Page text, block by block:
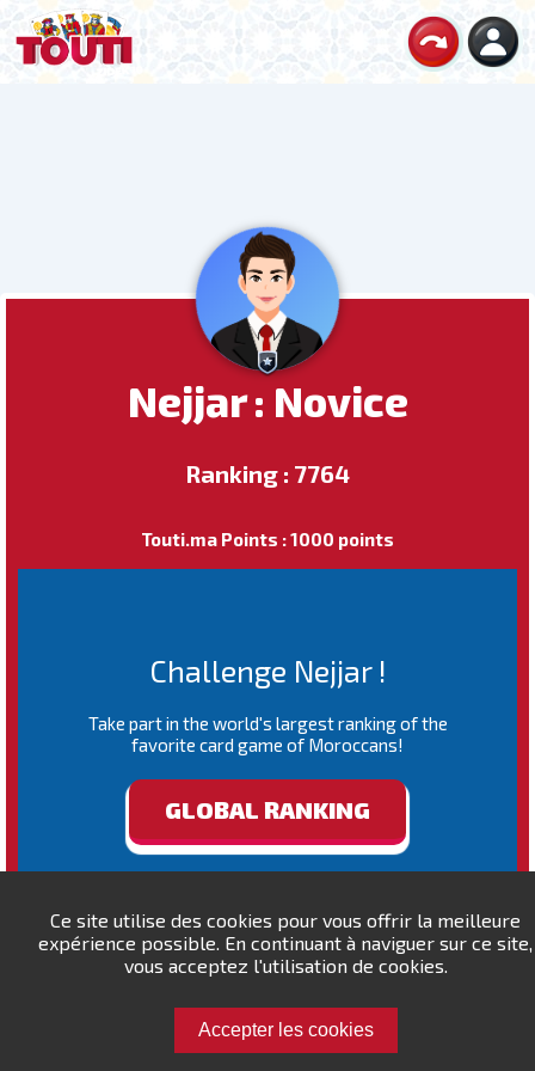
Ce site utilise des cookies pour vous offrir la meilleure
expérience possible. En continuant à naviguer sur ce site,
vous acceptez l'utilisation de cookies.
Accepter les cookies
Nejjar : Novice
Ranking : 7764
Touti.ma Points : 1000 points
Challenge Nejjar !
Take part in the world's largest ranking of the
favorite card game of Moroccans!
GLOBAL RANKING